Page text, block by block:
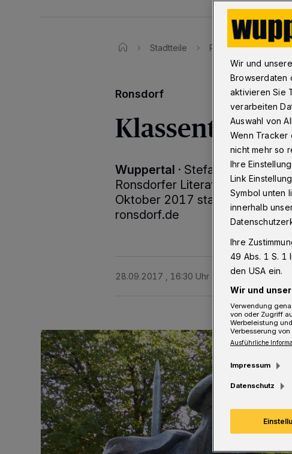
Stadtteile Ronsdorf
Ronsdorf
Wuppertal · Stefan Barz ist
Ronsdorfer Literaturtage
Oktober 2017 statt. Das
ronsdorf.de
28.09.2017 , 16:30 Uhr 2 Minuten Lesezeit
Wir und unsere
Browserdaten
aktivieren Sie
verarbeiten
Auswahl von
Wenn Tracker
nicht mehr so
Ihre
Link
Symbol unten
innerhalb
Ihre
49 Abs. 1 S. 1
den USA ein.
Wir und
Verwendung
von oder Zugriff
Werbeleistung
Verbesserung
Ausführliche
Impressum
Datenschutz